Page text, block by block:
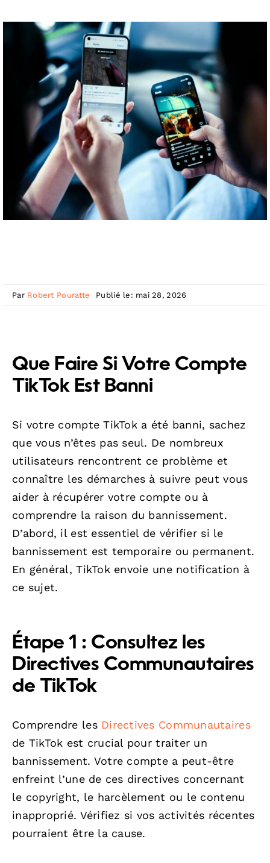
Par Robert Pouratte Publié le: mai 28, 2026
Que Faire Si Votre Compte
TikTok Est Banni
Si votre compte TikTok a été banni, sachez
que vous n’êtes pas seul. De nombreux
utilisateurs rencontrent ce problème et
connaître les démarches à suivre peut vous
aider à récupérer votre compte ou à
comprendre la raison du bannissement.
D’abord, il est essentiel de vérifier si le
bannissement est temporaire ou permanent.
En général, TikTok envoie une notification à
ce sujet.
Étape 1 : Consultez les
Directives Communautaires
de TikTok
Comprendre les Directives Communautaires
de TikTok est crucial pour traiter un
bannissement. Votre compte a peut-être
enfreint l’une de ces directives concernant
le copyright, le harcèlement ou le contenu
inapproprié. Vérifiez si vos activités récentes
pourraient être la cause.